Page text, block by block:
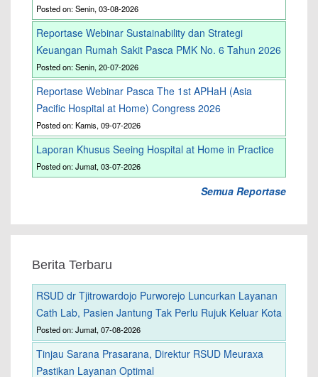
Posted on: Senin, 03-08-2026
Reportase Webinar Sustainability dan Strategi
Keuangan Rumah Sakit Pasca PMK No. 6 Tahun 2026
Posted on: Senin, 20-07-2026
Reportase Webinar Pasca The 1st APHaH (Asia
Pacific Hospital at Home) Congress 2026
Posted on: Kamis, 09-07-2026
Laporan Khusus Seeing Hospital at Home in Practice
Posted on: Jumat, 03-07-2026
Semua Reportase
Berita Terbaru
RSUD dr Tjitrowardojo Purworejo Luncurkan Layanan
Cath Lab, Pasien Jantung Tak Perlu Rujuk Keluar Kota
Posted on: Jumat, 07-08-2026
Tinjau Sarana Prasarana, Direktur RSUD Meuraxa
Pastikan Layanan Optimal